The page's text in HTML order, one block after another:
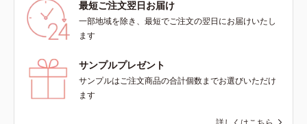
最短ご注文翌日お届け
一部地域を除き、最短でご注文の翌日にお届けいたし
ます
サンプルプレゼント
サンプルはご注文商品の合計個数までお選びいただけ
ます